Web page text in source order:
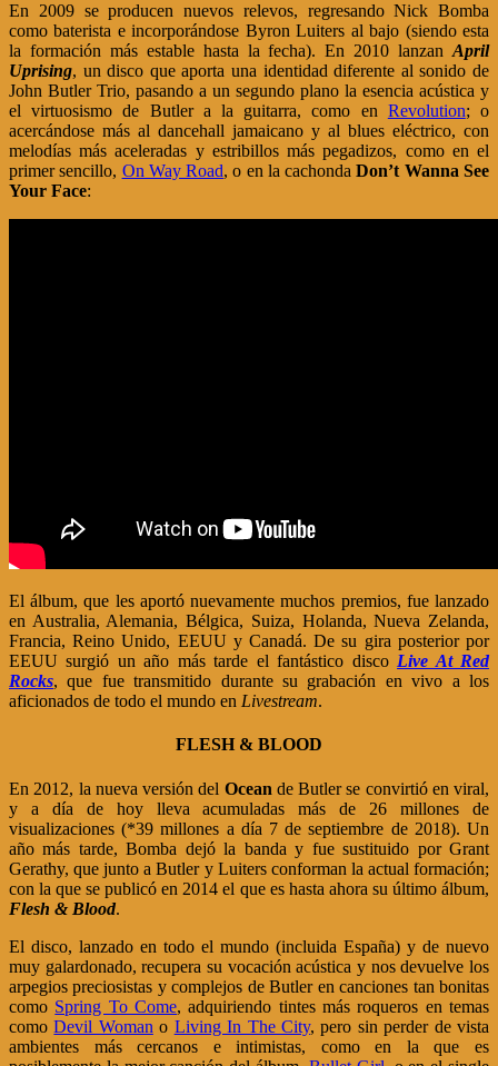
En 2009 se producen nuevos relevos, regresando Nick Bomba
como baterista e incorporándose Byron Luiters al bajo (siendo esta
la formación más estable hasta la fecha). En 2010 lanzan April
Uprising, un disco que aporta una identidad diferente al sonido de
John Butler Trio, pasando a un segundo plano la esencia acústica y
el virtuosismo de Butler a la guitarra, como en Revolution; o
acercándose más al dancehall jamaicano y al blues eléctrico, con
melodías más aceleradas y estribillos más pegadizos, como en el
primer sencillo, On Way Road, o en la cachondaDon’t Wanna See
Your Face:
El álbum, que les aportó nuevamente muchos premios, fue lanzado
en Australia, Alemania, Bélgica, Suiza, Holanda, Nueva Zelanda,
Francia, Reino Unido, EEUU y Canadá. De su gira posterior por
EEUU surgió un año más tarde el fantástico disco Live At Red
Rocks, que fue transmitido durante su grabación en vivo a los
aficionados de todo el mundo en Livestream.
FLESH & BLOOD
En 2012, la nueva versión del Ocean de Butler se convirtió en viral,
y a día de hoy lleva acumuladas más de 26 millones de
visualizaciones (*39 millones a día 7 de septiembre de 2018). Un
año más tarde, Bomba dejó la banda y fue sustituido por Grant
Gerathy, que junto a Butler y Luiters conforman la actual formación;
con la que se publicó en 2014 el que es hasta ahora su último álbum,
Flesh & Blood.
El disco, lanzado en todo el mundo (incluida España) y de nuevo
muy galardonado, recupera su vocación acústica y nos devuelve los
arpegios preciosistas y complejos de Butler en canciones tan bonitas
como Spring To Come, adquiriendo tintes más roqueros en temas
comoDevil Woman o Living In The City, pero sin perder de vista
ambientes más cercanos e intimistas, como en la que es